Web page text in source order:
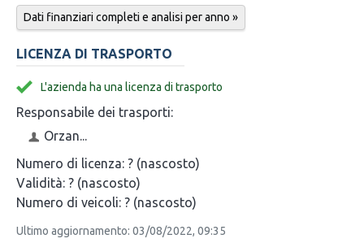
Dati finanziari completi e analisi per anno »
LICENZA DI TRASPORTO
L'azienda ha una licenza di trasporto
Responsabile dei trasporti:
Orzan...
Numero di licenza: ? (nascosto)
Validità: ? (nascosto)
Numero di veicoli: ? (nascosto)
Ultimo aggiornamento: 03/08/2022, 09:35